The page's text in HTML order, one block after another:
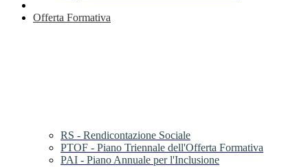
Offerta Formativa
RS - Rendicontazione Sociale
PTOF - Piano Triennale dell'Offerta Formativa
PAI - Piano Annuale per l'Inclusione